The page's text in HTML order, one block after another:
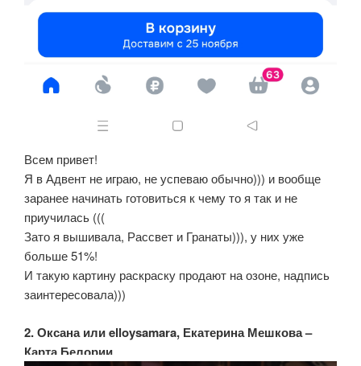
Всем привет!
Я в Адвент не играю, не успеваю обычно))) и вообще
заранее начинать готовиться к чему то я так и не
приучилась (((
Зато я вышивала, Рассвет и Гранаты))), у них уже
больше 51%!
И такую картину раскраску продают на озоне, надпись
заинтересовала)))
2. Оксана или elloysamara, Екатерина Мешкова –
Карта Белории